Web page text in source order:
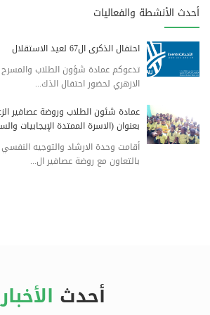
أحدث الأنشطة والفعاليات
احتفال الذكرى ال67 لعيد الاستقلال
تدعوكم عمادة شؤون الطلاب والمسرح
الازهري لحضور احتفال الذك...
عمادة شئون الطلاب وروضة عصافير
بعنوان (الاسرة الممتدة الإيجابيات
أقامت وحدة الارشاد والتوجيه
بالتعاون مع روضة عصافير ال...
أحدث الأخبار